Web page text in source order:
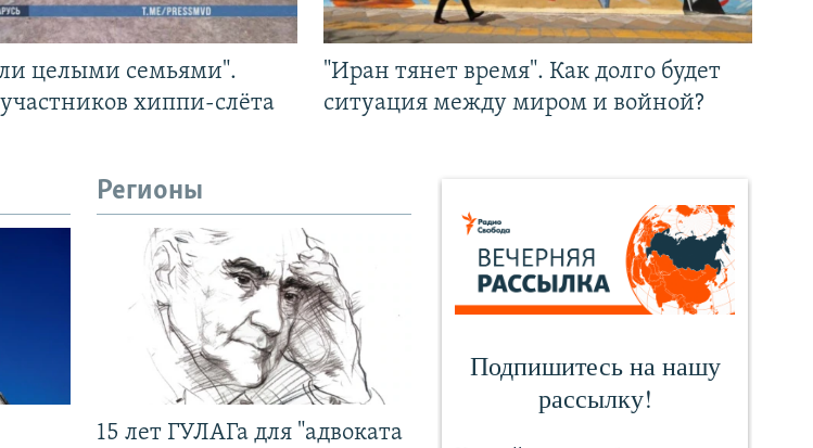
целыми семьями".
хиппи-слёта
"Иран тянет время". Как долго будет
ситуация между миром и войной?
Регионы
15 лет ГУЛАГа для "адвоката